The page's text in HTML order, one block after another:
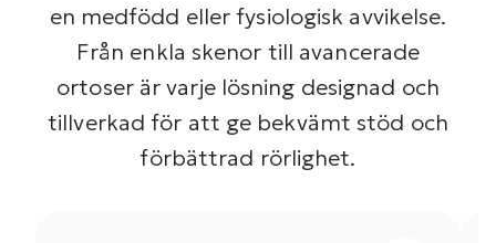
en medfödd eller fysiologisk avvikelse.
Från enkla skenor till avancerade
ortoser är varje lösning designad och
tillverkad för att ge bekvämt stöd och
förbättrad rörlighet.